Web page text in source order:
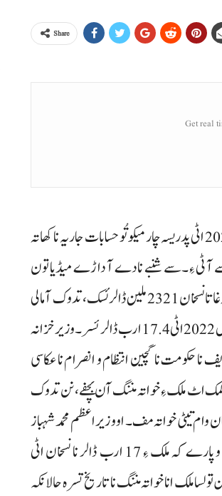
Share
Get real
اسلام آباد : بنجائی وزیر خزانہ و محصولات سینیٹر محمد اسحاق ڈار پارینے کہ جون 2023 اٹی پدریسہ چارمیکو تُو حسابات جاریہ نا کھاتہ
ءُ ہند اسے آ ٹی ءِ۔ سے شنبے نادے آ داڑے میڈیا تون
گپ وتران کرسا بنجائی وزیر خزانہ پارے کہ جون 2022اٹی حسابات جاریہ نا کھاتہ غاتا نسخان 2321ملین ڈالر ئسک، تدوک آ مالی
سال اٹی حسابات جاریہ نا کھاتہ غاتا نسخان 2.560ارب ڈالر ریکارڈ کننگا ہرا مالی سال 2022اٹی 17.4 ارب ڈالر ئسر۔ وزیرخزانہ
نا حکومت نا گچین انتظام و انصرام نا عکاسی
اٹ ملک ءِ خواتہ مننگ آن بچفے، نن تدوک
تیٹی خواتہ مف۔ اووزیراعظم محمد شہباز
شریف، وزارت خزانہ و اسٹیٹ بینک انا چاہندار آتا کوشست آتا ہم ستاءِ کرے و پارے کہ ملک ءِ 17 ارب ڈالر نا نسخان اٹی
ملک انا خواتہ مننگ نا تاریخ تسرہ حالانکہ